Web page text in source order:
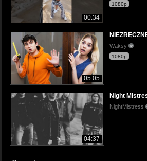
00:34
1080p
05:05
Waksy
1080p
04:37
Night
NightMistress